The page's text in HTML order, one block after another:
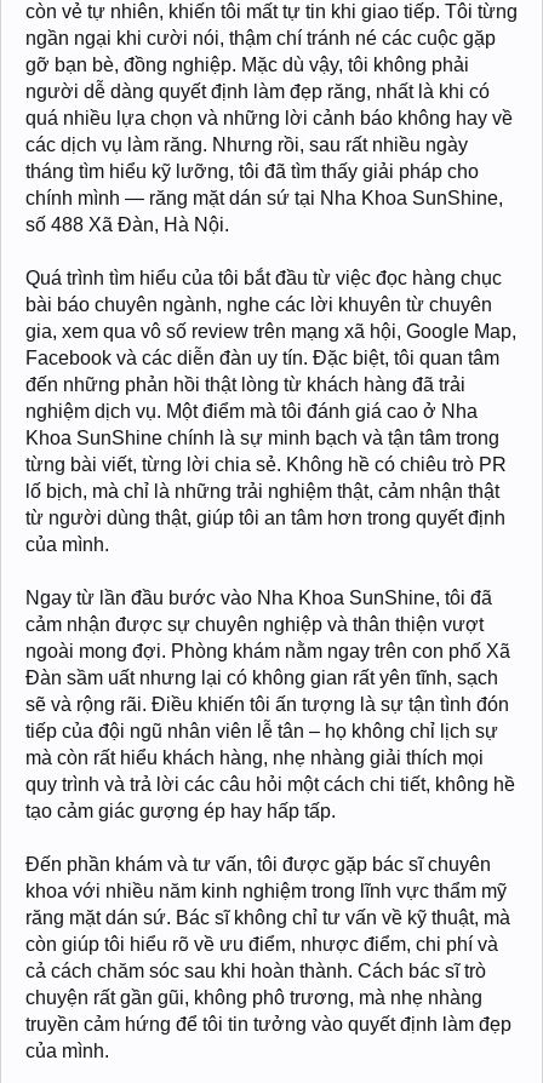
còn vẻ tự nhiên, khiến tôi mất tự tin khi giao tiếp. Tôi từng
ngần ngại khi cười nói, thậm chí tránh né các cuộc gặp
gỡ bạn bè, đồng nghiệp. Mặc dù vậy, tôi không phải
người dễ dàng quyết định làm đẹp răng, nhất là khi có
quá nhiều lựa chọn và những lời cảnh báo không hay về
các dịch vụ làm răng. Nhưng rồi, sau rất nhiều ngày
tháng tìm hiểu kỹ lưỡng, tôi đã tìm thấy giải pháp cho
chính mình — răng mặt dán sứ tại Nha Khoa SunShine,
số 488 Xã Đàn, Hà Nội.
Quá trình tìm hiểu của tôi bắt đầu từ việc đọc hàng chục
bài báo chuyên ngành, nghe các lời khuyên từ chuyên
gia, xem qua vô số review trên mạng xã hội, Google Map,
Facebook và các diễn đàn uy tín. Đặc biệt, tôi quan tâm
đến những phản hồi thật lòng từ khách hàng đã trải
nghiệm dịch vụ. Một điểm mà tôi đánh giá cao ở Nha
Khoa SunShine chính là sự minh bạch và tận tâm trong
từng bài viết, từng lời chia sẻ. Không hề có chiêu trò PR
lố bịch, mà chỉ là những trải nghiệm thật, cảm nhận thật
từ người dùng thật, giúp tôi an tâm hơn trong quyết định
của mình.
Ngay từ lần đầu bước vào Nha Khoa SunShine, tôi đã
cảm nhận được sự chuyên nghiệp và thân thiện vượt
ngoài mong đợi. Phòng khám nằm ngay trên con phố Xã
Đàn sầm uất nhưng lại có không gian rất yên tĩnh, sạch
sẽ và rộng rãi. Điều khiến tôi ấn tượng là sự tận tình đón
tiếp của đội ngũ nhân viên lễ tân – họ không chỉ lịch sự
mà còn rất hiểu khách hàng, nhẹ nhàng giải thích mọi
quy trình và trả lời các câu hỏi một cách chi tiết, không hề
tạo cảm giác gượng ép hay hấp tấp.
Đến phần khám và tư vấn, tôi được gặp bác sĩ chuyên
khoa với nhiều năm kinh nghiệm trong lĩnh vực thẩm mỹ
răng mặt dán sứ. Bác sĩ không chỉ tư vấn về kỹ thuật, mà
còn giúp tôi hiểu rõ về ưu điểm, nhược điểm, chi phí và
cả cách chăm sóc sau khi hoàn thành. Cách bác sĩ trò
chuyện rất gần gũi, không phô trương, mà nhẹ nhàng
truyền cảm hứng để tôi tin tưởng vào quyết định làm đẹp
của mình.